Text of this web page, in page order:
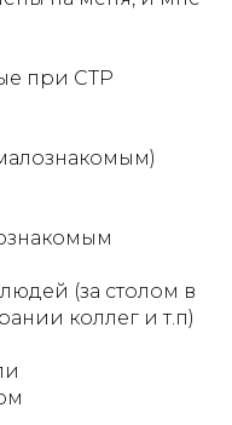
при СТР
(за столом в
коллег и т.п)